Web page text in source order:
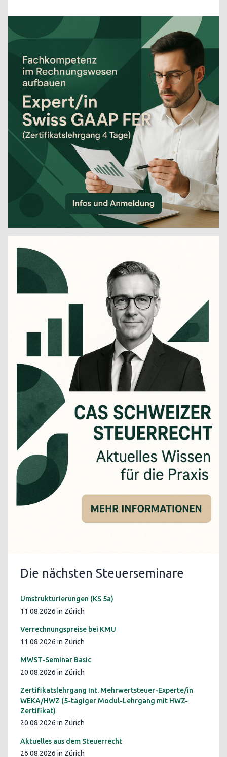
Die nächsten Steuerseminare
Umstrukturierungen (KS 5a)
11.08.2026 in Zürich
Verrechnungspreise bei KMU
11.08.2026 in Zürich
MWST-Seminar Basic
20.08.2026 in Zürich
Zertifikatslehrgang Int. Mehrwertsteuer-Experte/in
WEKA/HWZ (5-tägiger Modul-Lehrgang mit HWZ-
Zertifikat)
20.08.2026 in Zürich
Aktuelles aus dem Steuerrecht
26.08.2026 in Zürich